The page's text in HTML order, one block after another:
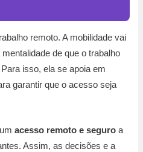
remoto. A mobilidade vai
de que o trabalho
isso, ela se apoia em
garantir que o acesso seja
umacesso remoto e seguro a
Assim, as decisões e a